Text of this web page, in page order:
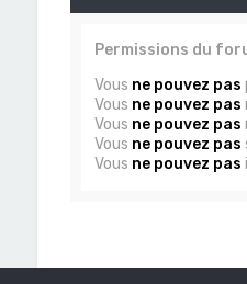
Permissions du
Vous ne pouvez pas
Vous ne pouvez pas
Vous ne pouvez pas
Vous ne pouvez pas
Vous ne pouvez pas